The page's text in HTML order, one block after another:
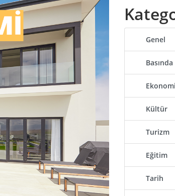
Genel
Ekonomi
Kültür
Turizm
Eğitim
Tarih